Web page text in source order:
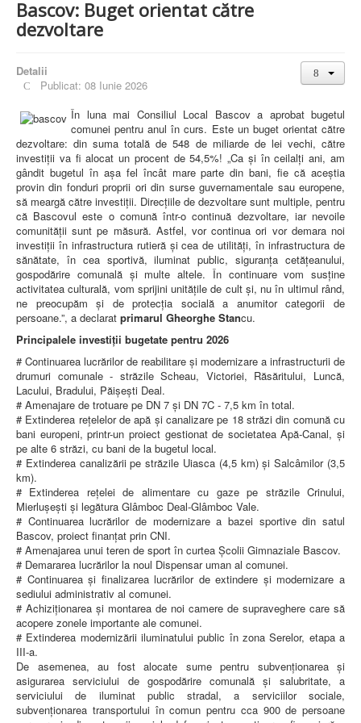
Bascov: Buget orientat către
dezvoltare
Detalii
Publicat: 08 Iunie 2026
În luna mai Consiliul Local Bascov a aprobat bugetul
comunei pentru anul în curs. Este un buget orientat către
dezvoltare: din suma totală de 548 de miliarde de lei vechi, către
investiții va fi alocat un procent de 54,5%! „Ca și în ceilalți ani, am
gândit bugetul în așa fel încât mare parte din bani, fie că aceștia
provin din fonduri proprii ori din surse guvernamentale sau europene,
să meargă către investiții. Direcțiile de dezvoltare sunt multiple, pentru
că Bascovul este o comună într-o continuă dezvoltare, iar nevoile
comunității sunt pe măsură. Astfel, vor continua ori vor demara noi
investiții în infrastructura rutieră și cea de utilități, în infrastructura de
sănătate, în cea sportivă, iluminat public, siguranța cetățeanului,
gospodărire comunală și multe altele. În continuare vom susține
activitatea culturală, vom sprijini unitățile de cult și, nu în ultimul rând,
ne preocupăm și de protecția socială a anumitor categorii de
persoane.”, a declarat primarul Gheorghe Stancu.
Principalele investiții bugetate pentru 2026
# Continuarea lucrărilor de reabilitare și modernizare a infrastructurii de
drumuri comunale - străzile Scheau, Victoriei, Răsăritului, Luncă,
Lacului, Bradului, Păișești Deal.
# Amenajare de trotuare pe DN 7 și DN 7C - 7,5 km în total.
# Extinderea rețelelor de apă și canalizare pe 18 străzi din comună cu
bani europeni, printr-un proiect gestionat de societatea Apă-Canal, și
pe alte 6 străzi, cu bani de la bugetul local.
# Extinderea canalizării pe străzile Uiasca (4,5 km) și Salcâmilor (3,5
km).
# Extinderea rețelei de alimentare cu gaze pe străzile Crinului,
Mierlușești și legătura Glâmboc Deal-Glâmboc Vale.
# Continuarea lucrărilor de modernizare a bazei sportive din satul
Bascov, proiect finanțat prin CNI.
# Amenajarea unui teren de sport în curtea Școlii Gimnaziale Bascov.
# Demararea lucrărilor la noul Dispensar uman al comunei.
# Continuarea și finalizarea lucrărilor de extindere și modernizare a
sediului administrativ al comunei.
# Achiziționarea și montarea de noi camere de supraveghere care să
acopere zonele importante ale comunei.
# Extinderea modernizării iluminatului public în zona Serelor, etapa a
III-a.
De asemenea, au fost alocate sume pentru subvenționarea și
asigurarea serviciului de gospodărire comunală și salubritate, a
serviciului de iluminat public stradal, a serviciilor sociale,
subvenționarea transportului în comun pentru cca 900 de persoane